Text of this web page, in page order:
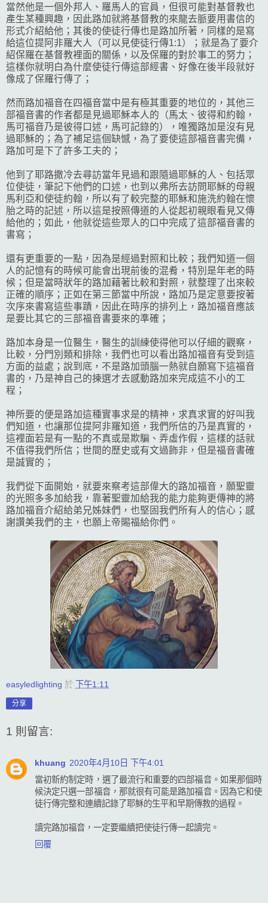
當然他是一個外邦人、羅馬人的官員，但很可能對基督教也
產生某種興趣，因此路加就將基督教的來龍去脈要用書信的
形式介紹給他；其後的使徒行傳也是路加所著，同樣的是寫
給這位提阿非羅大人（可以見使徒行傳1:1）；就是為了要介
紹保羅在基督教裡面的關係，以及保羅的對於事工的努力；
這樣你就明白為什麼使徒行傳這部經書、好像在後半段就好
像成了保羅行傳了；
然而路加福音在四福音當中是有極其重要的地位的，其他三
部福音書的作者都是見過耶穌本人的（馬太、彼得和約翰，
馬可福音乃是彼得口述，馬可記錄的），唯獨路加是沒有見
過耶穌的；為了補足這個缺憾，為了要使這部福音書完備，
路加可是下了許多工夫的；
他到了耶路撒冷去尋訪當年見過和跟隨過耶穌的人、包括眾
位使徒，筆記下他們的口述，也到以弗所去訪問耶穌的母親
馬利亞和使徒約翰，所以有了較完整的耶穌和施洗約翰在懷
胎之時的記述，所以這是按照傳道的人從起初親眼看見又傳
給他的；如此，他就從這些眾人的口中完成了這部福音書的
書寫；
還有更重要的一點，因為是經過對照和比較；我們知道一個
人的記憶有的時候可能會出現前後的混肴，特別是年老的時
候；但是當時狀年的路加藉著比較和對照，就整理了出來較
正確的順序；正如在第三節當中所說，路加乃是定意要按著
次序來書寫這些事蹟，因此在時序的排列上，路加福音應該
是要比其它的三部福音書要來的準確；
路加本身是一位醫生，醫生的訓練使得他可以仔細的觀察，
比較，分門別類和排除，我們也可以看出路加福音有受到這
方面的益處；說到底，不是路加頭腦一熱就自願寫下這福音
書的，乃是神自己的揀選才去感動路加來完成這不小的工
程；
神所要的便是路加這種實事求是的精神，求真求實的好叫我
們知道，也讓那位提阿非羅知道，我們所信的乃是真實的，
這裡面若是有一點的不真或是欺騙、弄虛作假，這樣的話就
不值得我們所信；世間的歷史或有文過飾非，但是福音書確
是誠實的；
我們從下面開始，就要來察考這部偉大的路加福音，願聖靈
的光照多多加給我，靠著聖靈加給我的能力能夠更傳神的將
路加福音介紹給弟兄姊妹們，也堅固我們所有人的信心；感
謝讚美我們的主，也願上帝賜福給你們。
easyledlighting 於 下午1:11
分享
1 則留言:
khuang 2020年4月10日 下午4:01
當初新約制定時，選了最流行和重要的四部福音。如果那個時
候決定只選一部福音，那就很有可能是路加福音。因為它和使
徒行傳完整和連續記錄了耶穌的生平和早期傳教的過程。
讀完路加福音，一定要繼續把使徒行傳一起讀完。
回覆